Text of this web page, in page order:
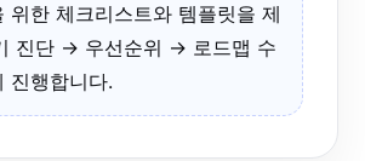
위한 체크리스트와 템플릿을 제
진단 → 우선순위 → 로드맵 수
진행합니다.